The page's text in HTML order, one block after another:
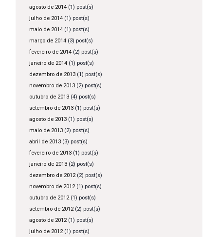
agosto de 2014(1) post(s)
julho de 2014(1) post(s)
maio de 2014(1) post(s)
março de 2014(3) post(s)
fevereiro de 2014(2) post(s)
janeiro de 2014(1) post(s)
dezembro de 2013(1) post(s)
novembro de 2013(2) post(s)
outubro de 2013(4) post(s)
setembro de 2013(1) post(s)
agosto de 2013(1) post(s)
maio de 2013(2) post(s)
abril de 2013(3) post(s)
fevereiro de 2013(1) post(s)
janeiro de 2013(2) post(s)
dezembro de 2012(2) post(s)
novembro de 2012(1) post(s)
outubro de 2012(1) post(s)
setembro de 2012(2) post(s)
agosto de 2012(1) post(s)
julho de 2012(1) post(s)